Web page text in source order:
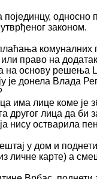
законом.
право на
на основу
је донела Влада
има лице коме
другог лица да
нису остварила
у дом и
личне карте) а